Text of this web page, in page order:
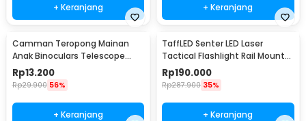
+ Keranjang + Keranjang
Camman Teropong Mainan
Anak Binoculars Telescope
2.5x26 - 1138
Rp13.200
Rp29.900 56%
+ Keranjang
TaffLED Senter LED Laser
Tactical Flashlight Rail Mount
200 Lumens - JGSD
Rp190.000
Rp287.900 35%
+ Keranjang